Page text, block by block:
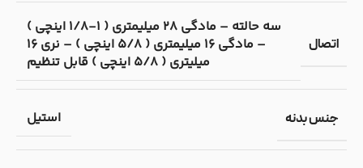
اتصال
سه حالته – مادگی 28 میلیمتری ( 1-1/8 اینچی )
– مادگی 16 میلیمتری ( 5/8 اینچی ) – نری 16
میلیتری ( 5/8 اینچی ) قابل تنظیم
جنس بدنه استیل